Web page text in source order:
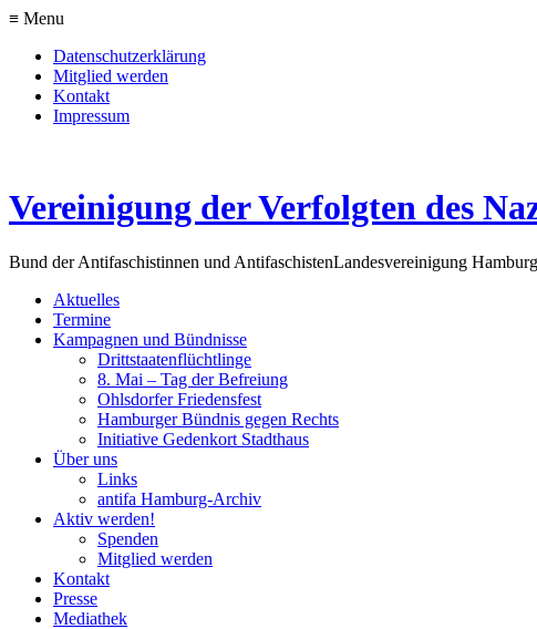
≡ Menu
Datenschutzerklärung
Mitglied werden
Kontakt
Impressum
Vereinigung der Verfolgten des
Bund der Antifaschistinnen und AntifaschistenLandesvereinigung Hamburg
Aktuelles
Termine
Kampagnen und Bündnisse
Drittstaatenflüchtlinge
8. Mai – Tag der Befreiung
Ohlsdorfer Friedensfest
Hamburger Bündnis gegen Rechts
Initiative Gedenkort Stadthaus
Über uns
Links
antifa Hamburg-Archiv
Aktiv werden!
Spenden
Mitglied werden
Kontakt
Presse
Mediathek